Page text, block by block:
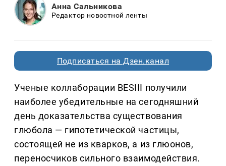
Анна Сальникова
Редактор новостной ленты
Подписаться на Дзен.канал
Ученые коллаборации BESIII получили
наиболее убедительные на сегодняшний
день доказательства существования
глюбола — гипотетической частицы,
состоящей не из кварков, а из глюонов,
переносчиков сильного взаимодействия.